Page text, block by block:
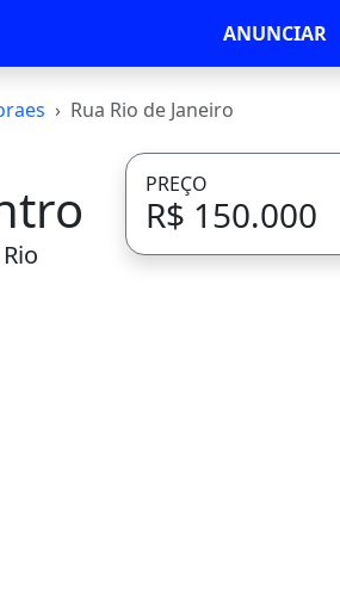
ANUNCIAR
Rua Rio de Janeiro
PREÇO
R$ 150.000